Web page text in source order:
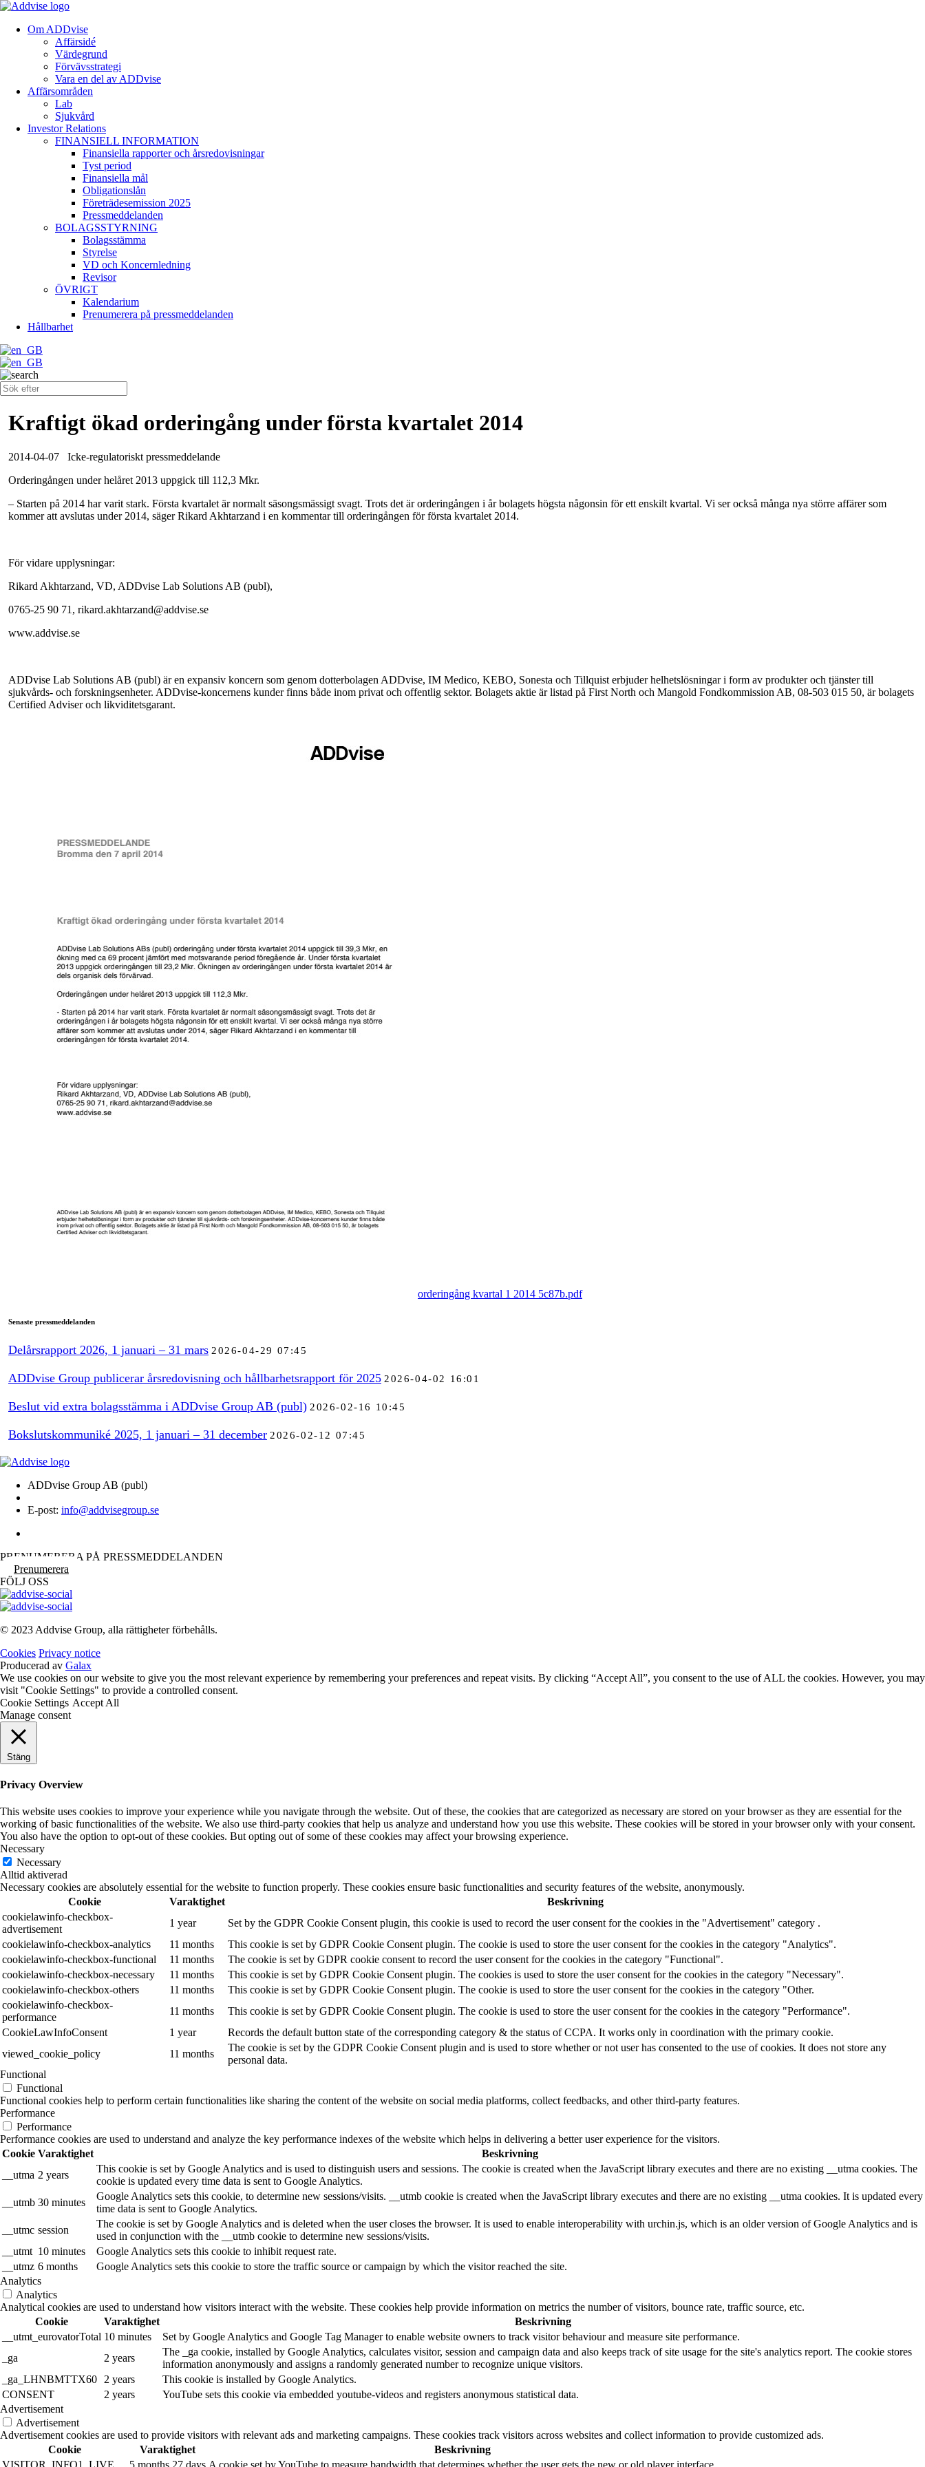
Om ADDvise
Affärsidé
Värdegrund
Förvävsstrategi
Vara en del av ADDvise
Affärsområden
Lab
Sjukvård
Investor Relations
FINANSIELL INFORMATION
Finansiella rapporter och årsredovisningar
Tyst period
Finansiella mål
Obligationslån
Företrädesemission 2025
Pressmeddelanden
BOLAGSSTYRNING
Bolagsstämma
Styrelse
VD och Koncernledning
Revisor
ÖVRIGT
Kalendarium
Prenumerera på pressmeddelanden
Hållbarhet
Kraftigt ökad orderingång under första kvartalet 2014
2014-04-07
Icke-regulatoriskt pressmeddelande
Orderingången under helåret 2013 uppgick till 112,3 Mkr.
– Starten på 2014 har varit stark. Första kvartalet är normalt säsongsmässigt svagt. Trots det är orderingången i år bolagets högsta någonsin för ett enskilt kvartal. Vi ser också många nya större affärer som
kommer att avslutas under 2014, säger Rikard Akhtarzand i en kommentar till orderingången för första kvartalet 2014.
För vidare upplysningar:
Rikard Akhtarzand, VD, ADDvise Lab Solutions AB (publ),
0765-25 90 71, rikard.akhtarzand@addvise.se
www.addvise.se
ADDvise Lab Solutions AB (publ) är en expansiv koncern som genom dotterbolagen ADDvise, IM Medico, KEBO, Sonesta och Tillquist erbjuder helhetslösningar i form av produkter och tjänster till
sjukvårds- och forskningsenheter. ADDvise-koncernens kunder finns både inom privat och offentlig sektor. Bolagets aktie är listad på First North och Mangold Fondkommission AB, 08-503 015 50, är bolagets
Certified Adviser och likviditetsgarant.
orderingång kvartal 1 2014 5c87b.pdf
Senaste pressmeddelanden
Delårsrapport 2026, 1 januari – 31 mars 2026-04-29 07:45
ADDvise Group publicerar årsredovisning och hållbarhetsrapport för 2025 2026-04-02 16:01
Beslut vid extra bolagsstämma i ADDvise Group AB (publ) 2026-02-16 10:45
Bokslutskommuniké 2025, 1 januari – 31 december 2026-02-12 07:45
ADDvise Group AB (publ)
E-post: info@addvisegroup.se
PRENUMERERA PÅ PRESSMEDDELANDEN
Prenumerera
FÖLJ OSS
© 2023 Addvise Group, alla rättigheter förbehålls.
Cookies Privacy notice
Producerad av Galax
We use cookies on our website to give you the most relevant experience by remembering your preferences and repeat visits. By clicking “Accept All”, you consent to the use of ALL the cookies. However, you may
visit "Cookie Settings" to provide a controlled consent.
Cookie Settings Accept All
Manage consent
Stäng
Privacy Overview
This website uses cookies to improve your experience while you navigate through the website. Out of these, the cookies that are categorized as necessary are stored on your browser as they are essential for the
working of basic functionalities of the website. We also use third-party cookies that help us analyze and understand how you use this website. These cookies will be stored in your browser only with your consent.
You also have the option to opt-out of these cookies. But opting out of some of these cookies may affect your browsing experience.
Necessary
Necessary
Alltid aktiverad
Necessary cookies are absolutely essential for the website to function properly. These cookies ensure basic functionalities and security features of the website, anonymously.
Cookie
Varaktighet
Beskrivning
cookielawinfo-checkbox-
advertisement
1 year
Set by the GDPR Cookie Consent plugin, this cookie is used to record the user consent for the cookies in the "Advertisement" category .
cookielawinfo-checkbox-analytics
11 months
This cookie is set by GDPR Cookie Consent plugin. The cookie is used to store the user consent for the cookies in the category "Analytics".
cookielawinfo-checkbox-functional
11 months
The cookie is set by GDPR cookie consent to record the user consent for the cookies in the category "Functional".
cookielawinfo-checkbox-necessary
11 months
This cookie is set by GDPR Cookie Consent plugin. The cookies is used to store the user consent for the cookies in the category "Necessary".
cookielawinfo-checkbox-others
11 months
This cookie is set by GDPR Cookie Consent plugin. The cookie is used to store the user consent for the cookies in the category "Other.
cookielawinfo-checkbox-
performance
11 months
This cookie is set by GDPR Cookie Consent plugin. The cookie is used to store the user consent for the cookies in the category "Performance".
CookieLawInfoConsent
1 year
Records the default button state of the corresponding category & the status of CCPA. It works only in coordination with the primary cookie.
viewed_cookie_policy
11 months
The cookie is set by the GDPR Cookie Consent plugin and is used to store whether or not user has consented to the use of cookies. It does not store any
personal data.
Functional
Functional
Functional cookies help to perform certain functionalities like sharing the content of the website on social media platforms, collect feedbacks, and other third-party features.
Performance
Performance
Performance cookies are used to understand and analyze the key performance indexes of the website which helps in delivering a better user experience for the visitors.
Cookie Varaktighet
Beskrivning
__utma 2 years
This cookie is set by Google Analytics and is used to distinguish users and sessions. The cookie is created when the JavaScript library executes and there are no existing __utma cookies. The
cookie is updated every time data is sent to Google Analytics.
__utmb 30 minutes
Google Analytics sets this cookie, to determine new sessions/visits. __utmb cookie is created when the JavaScript library executes and there are no existing __utma cookies. It is updated every
time data is sent to Google Analytics.
__utmc session
The cookie is set by Google Analytics and is deleted when the user closes the browser. It is used to enable interoperability with urchin.js, which is an older version of Google Analytics and is
used in conjunction with the __utmb cookie to determine new sessions/visits.
__utmt 10 minutes
Google Analytics sets this cookie to inhibit request rate.
__utmz 6 months
Google Analytics sets this cookie to store the traffic source or campaign by which the visitor reached the site.
Analytics
Analytics
Analytical cookies are used to understand how visitors interact with the website. These cookies help provide information on metrics the number of visitors, bounce rate, traffic source, etc.
Cookie
Varaktighet
Beskrivning
__utmt_eurovatorTotal 10 minutes
Set by Google Analytics and Google Tag Manager to enable website owners to track visitor behaviour and measure site performance.
_ga
2 years
The _ga cookie, installed by Google Analytics, calculates visitor, session and campaign data and also keeps track of site usage for the site's analytics report. The cookie stores
information anonymously and assigns a randomly generated number to recognize unique visitors.
_ga_LHNBMTTX60
2 years
This cookie is installed by Google Analytics.
CONSENT
2 years
YouTube sets this cookie via embedded youtube-videos and registers anonymous statistical data.
Advertisement
Advertisement
Advertisement cookies are used to provide visitors with relevant ads and marketing campaigns. These cookies track visitors across websites and collect information to provide customized ads.
Cookie
Varaktighet
Beskrivning